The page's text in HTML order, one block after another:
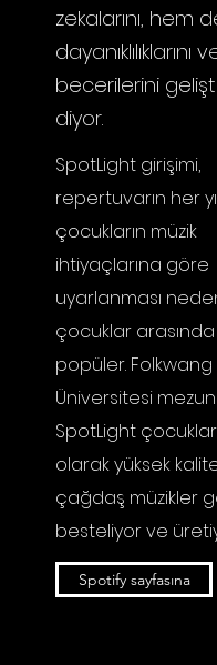
zekalarını, hem
dayanıklılıklarını
becerilerini
diyor.
SpotLight girişimi,
repertuvarın her
çocukların müzik
ihtiyaçlarına göre
uyarlanması
çocuklar
popüler. Folkwang
Üniversitesi
SpotLight
olarak yüksek
çağdaş müzikler
besteliyor ve
Spotify sayfasına